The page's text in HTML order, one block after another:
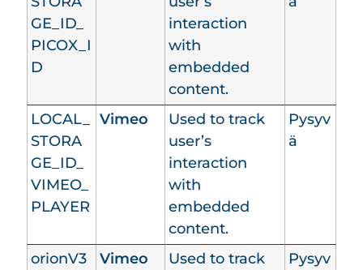
GE_ID_
PICOX_I
D
interaction
with
embedded
content.
LOCAL_
STORA
GE_ID_
VIMEO_
PLAYER
Vimeo
Used to track
user’s
interaction
with
embedded
content.
Pysyv
ä
orionV3
Vimeo
Used to track
Pysyv